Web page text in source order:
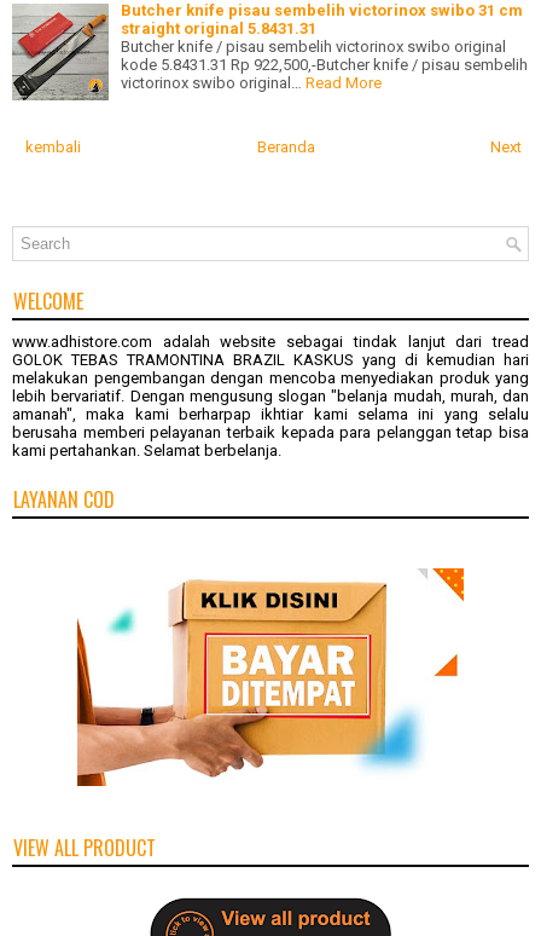
Butcher knife pisau sembelih victorinox swibo 31 cm
straight original 5.8431.31
Butcher knife / pisau sembelih victorinox swibo original
kode 5.8431.31 Rp 922,500,-Butcher knife / pisau sembelih
victorinox swibo original… Read More
kembali Next
Beranda
WELCOME
www.adhistore.com adalah website sebagai tindak lanjut dari tread
GOLOK TEBAS TRAMONTINA BRAZIL KASKUS yang di kemudian hari
melakukan pengembangan dengan mencoba menyediakan produk yang
lebih bervariatif. Dengan mengusung slogan "belanja mudah, murah, dan
amanah", maka kami berharpap ikhtiar kami selama ini yang selalu
berusaha memberi pelayanan terbaik kepada para pelanggan tetap bisa
kami pertahankan. Selamat berbelanja.
LAYANAN COD
VIEW ALL PRODUCT